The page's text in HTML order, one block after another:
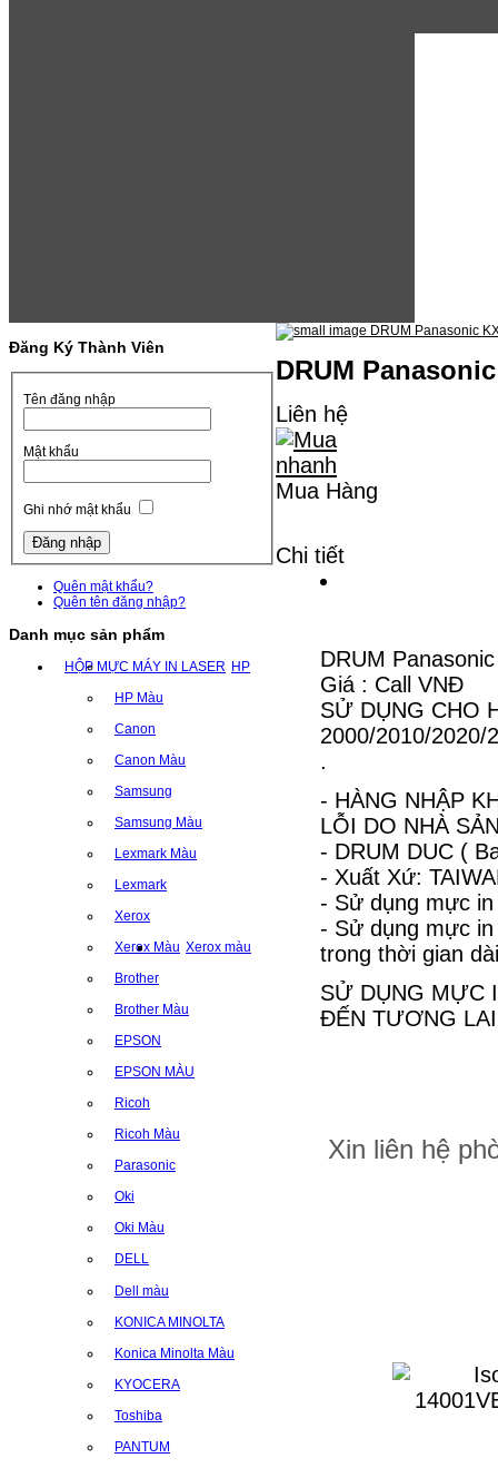
Đăng Ký Thành Viên
Tên đăng nhập
Mật khẩu
Ghi nhớ mật khẩu
Quên mật khẩu?
Quên tên đăng nhập?
Danh mục sản phẩm
HỘP MỰC MÁY IN LASER HP
HP Màu
Canon
Canon Màu
Samsung
Samsung Màu
Lexmark Màu
Lexmark
Xerox
Xerox Màu Xerox màu
Brother
Brother Màu
EPSON
EPSON MÀU
Ricoh
Ricoh Màu
Parasonic
Oki
Oki Màu
DELL
Dell màu
KONICA MINOLTA
Konica Minolta Màu
KYOCERA
Toshiba
PANTUM
DRUM
Liên hệ
Mua Hàng
Chi tiết
DRUM
Giá : Call VNĐ
SỬ DỤNG CHO
2000/2010/2020/
.
- HÀNG NHẬP
LỖI DO NHÀ
- DRUM DUC (
- Xuất Xứ:
- Sử dụng mực
- Sử dụng mực
trong thời gian
SỬ DỤNG MỰC
ĐẾN TƯƠNG
Xin liên hệ